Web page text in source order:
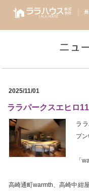
2025/11/01
ララパークスエヒロ
ラ
プン
「
高崎通町warmth、高崎中紺